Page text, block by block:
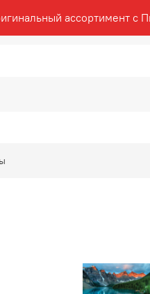
ассортимент с